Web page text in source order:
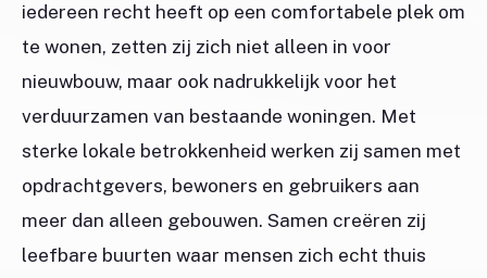
iedereen recht heeft op een comfortabele plek om
te wonen, zetten zij zich niet alleen in voor
nieuwbouw, maar ook nadrukkelijk voor het
verduurzamen van bestaande woningen. Met
sterke lokale betrokkenheid werken zij samen met
opdrachtgevers, bewoners en gebruikers aan
meer dan alleen gebouwen. Samen creëren zij
leefbare buurten waar mensen zich echt thuis